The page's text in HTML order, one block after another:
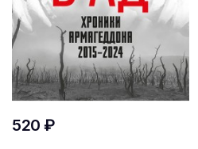
520 ₽